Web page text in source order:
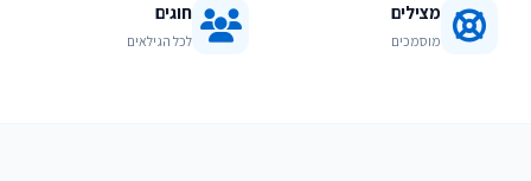
מצילים
מוסמכים
חוגים
לכל הגילאים